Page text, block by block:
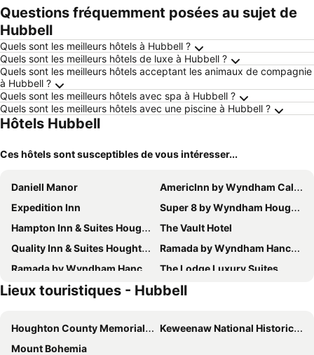
Questions fréquemment posées au sujet de
Hubbell
Quels sont les meilleurs hôtels à Hubbell ?
Quels sont les meilleurs hôtels de luxe à Hubbell ?
Quels sont les meilleurs hôtels acceptant les animaux de compagnie
à Hubbell ?
Quels sont les meilleurs hôtels avec spa à Hubbell ?
Quels sont les meilleurs hôtels avec une piscine à Hubbell ?
Hôtels Hubbell
Ces hôtels sont susceptibles de vous intéresser...
Daniell Manor
AmericInn by Wyndham Calumet
Expedition Inn
Super 8 by Wyndham Houghton
Hampton Inn & Suites Houghton
The Vault Hotel
Quality Inn & Suites Houghton Downtown
Ramada by Wyndham Hancock Waterfront
Ramada by Wyndham Hancock Waterfront
The Lodge Luxury Suites
Magnuson Hotel Copper Crown
Independence Stay
Lieux touristiques - Hubbell
Houghton County Memorial Airport
Keweenaw National Historical Park
Mount Bohemia